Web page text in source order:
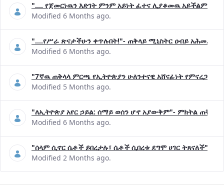
".... የጀመርነዉን እድገት ምንም አይነት ፈተና ሊያቆመዉ አይችልም"-
Modified 6 Months ago.
"....የሥራ ጽናታችሁን ቀጥሉበት!"- ጠቅላይ ሚኒስትር ዐብይ አሕመድ (ዶ/
Modified 6 Months ago.
"7ኛዉ ጠቅላላ ምርጫ የኢትዮጵያን ሁለንተናዊ አሸናፊነት
Modified 5 Months ago.
"ለኢትዮጵያ አየር ኃይል: ሰማይ ወሰን ሆኖ አያውቅም"- ምክትል ጠቅላይ
Modified 6 Months ago.
"ሰላም ሲኖር ሴቶች ይበረታሉ፣ ሴቶች ሲበረቱ ደግሞ ሀገር ትጸናለች"-
Modified 2 Months ago.